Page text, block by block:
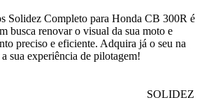
Solidez Completo para Honda CB 300R é
busca renovar o visual da sua moto e
preciso e eficiente. Adquira já o seu na
sua experiência de pilotagem!
SOLIDEZ